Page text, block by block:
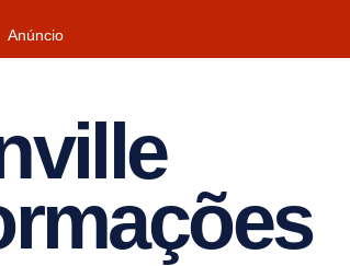
Anúncio